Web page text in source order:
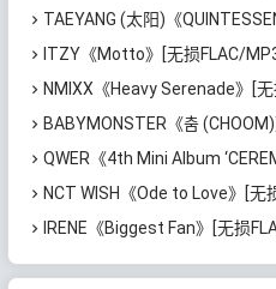
TAEYANG (太阳)《QUINTESSENCE》
ITZY《Motto》[无损FLAC/
NMIXX《Heavy Serenade》[无损
BABYMONSTER《춤 (CHOOM)》[
QWER《4th Mini Album ‘CEREMONY’
NCT WISH《Ode to Love》[无损
IRENE《Biggest Fan》[无损